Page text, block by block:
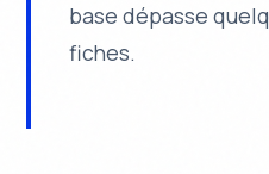
base dépasse
fiches.